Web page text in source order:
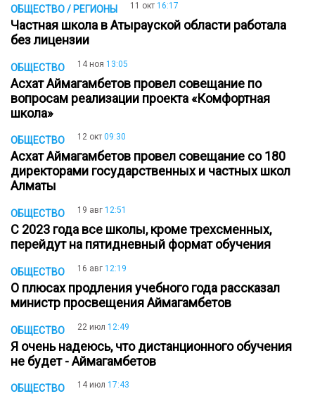
ОБЩЕСТВО / РЕГИОНЫ 11 окт 16:17
Частная школа в Атырауской области работала
без лицензии
ОБЩЕСТВО 14 ноя 13:05
Асхат Аймагамбетов провел совещание по
вопросам реализации проекта «Комфортная
школа»
ОБЩЕСТВО 12 окт 09:30
Асхат Аймагамбетов провел совещание со 180
директорами государственных и частных школ
Алматы
ОБЩЕСТВО 19 авг 12:51
С 2023 года все школы, кроме трехсменных,
перейдут на пятидневный формат обучения
ОБЩЕСТВО 16 авг 12:19
О плюсах продления учебного года рассказал
министр просвещения Аймагамбетов
ОБЩЕСТВО 22 июл 12:49
Я очень надеюсь, что дистанционного обучения
не будет - Аймагамбетов
ОБЩЕСТВО 14 июл 17:43